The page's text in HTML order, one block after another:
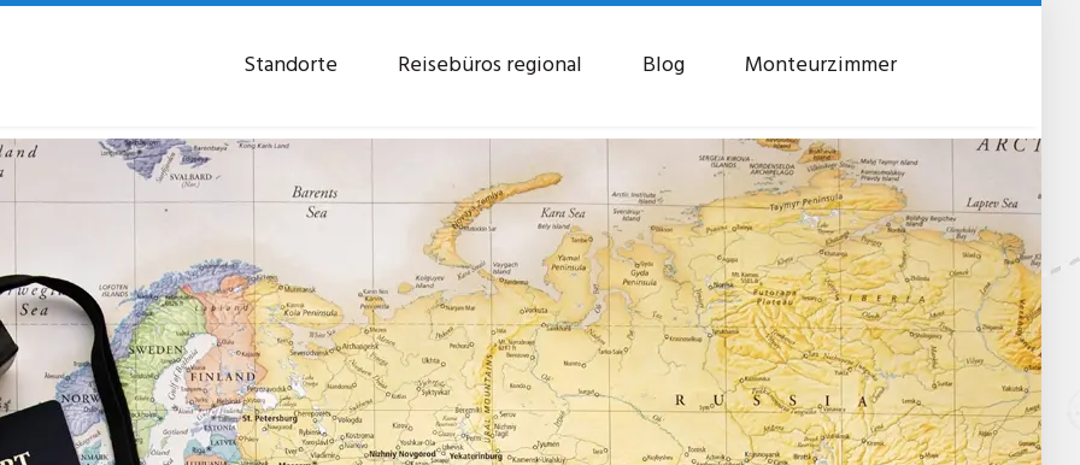
Standorte Reisebüros regional Blog Monteurzimmer